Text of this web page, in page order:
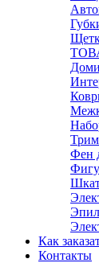
Фен
Как
Контакты